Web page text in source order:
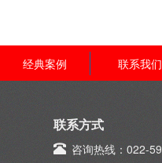
经典案例 联系我们
联系方式
咨询热线：022-